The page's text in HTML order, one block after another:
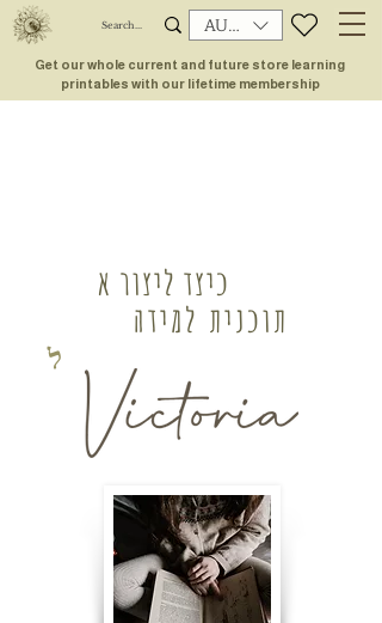
AUD (AU$)
Get our whole current and future store learning
printables with our lifetime membership
ל
כיצד ליצור א